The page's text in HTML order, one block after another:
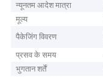
न्यूनतम आदेश मात्रा
मूल्य
पैकेजिंग विवरण
प्रसव के समय
भुगतान शर्तें